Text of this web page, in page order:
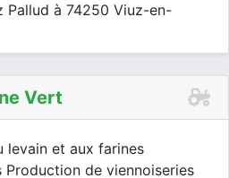
Pallud à 74250 Viuz-en-
Vert
levain et aux farines
Production de viennoiseries